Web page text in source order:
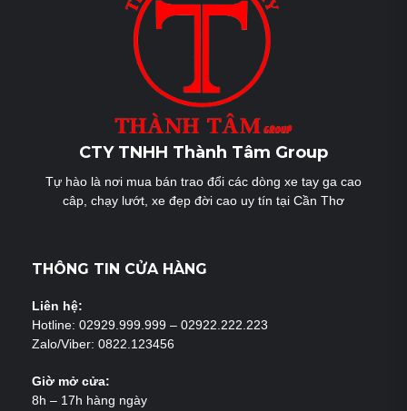
CTY TNHH Thành Tâm Group
Tự hào là nơi mua bán trao đổi các dòng xe tay ga cao
câp, chạy lướt, xe đẹp đời cao uy tín tại Cần Thơ
THÔNG TIN CỬA HÀNG
Liên hệ:
Hotline: 02929.999.999 – 02922.222.223
Zalo/Viber: 0822.123456
Giờ mở cửa:
8h – 17h hàng ngày